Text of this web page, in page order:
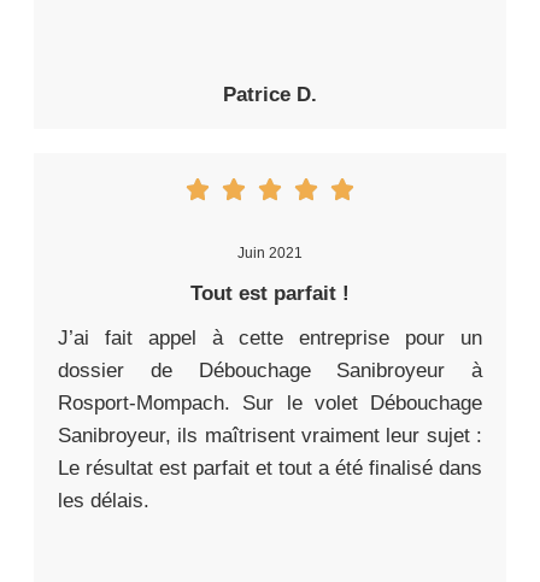
Patrice D.
Juin 2021
Tout est parfait !
J’ai fait appel à cette entreprise pour un
dossier de Débouchage Sanibroyeur à
Rosport-Mompach. Sur le volet Débouchage
Sanibroyeur, ils maîtrisent vraiment leur sujet :
Le résultat est parfait et tout a été finalisé dans
les délais.